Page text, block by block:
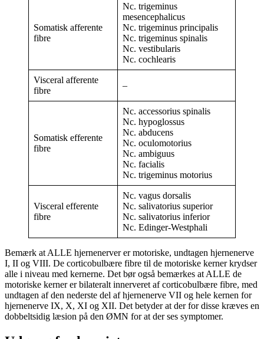
Somatisk afferente
fibre
Nc. trigeminus
mesencephalicus
Nc. trigeminus principalis
Nc. trigeminus spinalis
Nc. vestibularis
Nc. cochlearis
Visceral afferente
fibre
–
Somatisk efferente
fibre
Nc. accessorius spinalis
Nc. hypoglossus
Nc. abducens
Nc. oculomotorius
Nc. ambiguus
Nc. facialis
Nc. trigeminus motorius
Visceral efferente
fibre
Nc. vagus dorsalis
Nc. salivatorius superior
Nc. salivatorius inferior
Nc. Edinger-Westphali
Bemærk at ALLE hjernenerver er motoriske, undtagen hjernenerve
I, II og VIII. De corticobulbære fibre til de motoriske kerner krydser
alle i niveau med kernerne. Det bør også bemærkes at ALLE de
motoriske kerner er bilateralt innerveret af corticobulbære fibre, med
undtagen af den nederste del af hjernenerve VII og hele kernen for
hjernenerve IX, X, XI og XII. Det betyder at der for disse kræves en
dobbeltsidig læsion på den ØMN for at der ses symptomer.